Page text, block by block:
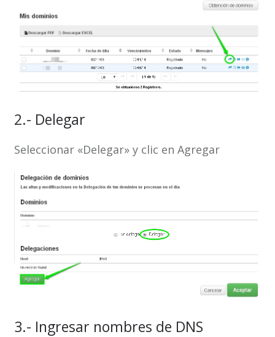
2.- Delegar
Seleccionar «Delegar» y clic en Agregar
3.- Ingresar nombres de DNS